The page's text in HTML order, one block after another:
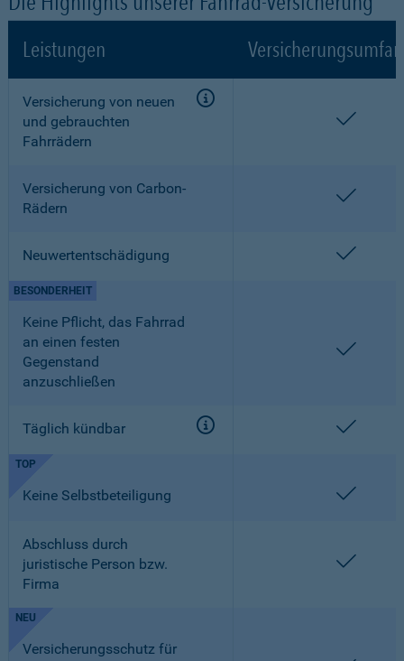
Leistungen
Versicherung von neuen
und gebrauchten
Fahrrädern
Versicherung von Carbon-
Rädern
Neuwertentschädigung
Keine Pflicht, das Fahrrad
an einen festen
Gegenstand
anzuschließen
BESONDERHEIT
Täglich kündbar
TOP
Keine Selbstbeteiligung
Abschluss durch
juristische Person bzw.
Firma
NEU
Versicherungsschutz für